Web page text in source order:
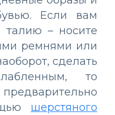
Если вам
талию – носите
ремнями или
сделать
то
шерстяного